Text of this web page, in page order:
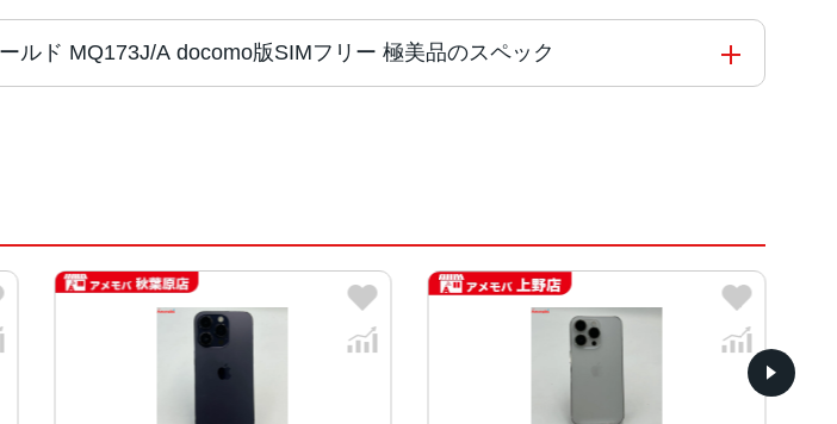
ルド MQ173J/A docomo版SIMフリー 極美品のスペック
ースブラック、シルバー、ゴールド、ディープパープル
、256GB、512GB、1TB
・206g